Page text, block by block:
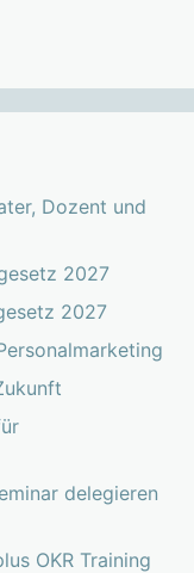
Dozent und
2027
2027
delegieren
OKR Training